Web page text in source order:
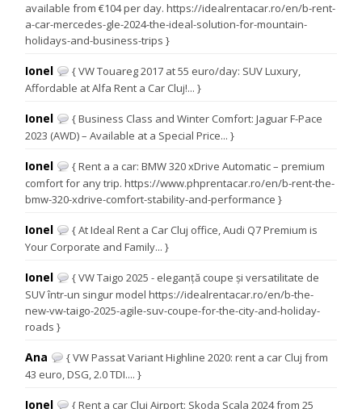
available from €104 per day. https://idealrentacar.ro/en/b-rent-
a-car-mercedes-gle-2024-the-ideal-solution-for-mountain-
holidays-and-business-trips }
Ionel
{ VW Touareg 2017 at 55 euro/day: SUV Luxury,
Affordable at Alfa Rent a Car Cluj!... }
Ionel
{ Business Class and Winter Comfort: Jaguar F-Pace
2023 (AWD) – Available at a Special Price... }
Ionel
{ Rent a a car: BMW 320 xDrive Automatic – premium
comfort for any trip. https://www.phprentacar.ro/en/b-rent-the-
bmw-320-xdrive-comfort-stability-and-performance }
Ionel
{ At Ideal Rent a Car Cluj office, Audi Q7 Premium is
Your Corporate and Family... }
Ionel
{ VW Taigo 2025 - eleganță coupe și versatilitate de
SUV într-un singur model https://idealrentacar.ro/en/b-the-
new-vw-taigo-2025-agile-suv-coupe-for-the-city-and-holiday-
roads }
Ana
{ VW Passat Variant Highline 2020: rent a car Cluj from
43 euro, DSG, 2.0 TDI.... }
Ionel
{ Rent a car Cluj Airport: Skoda Scala 2024 from 25